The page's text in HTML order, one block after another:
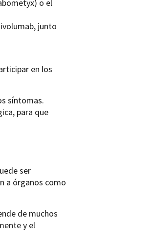
o el
junto
en los
síntomas.
para que
ser
a órganos como
de muchos
y el